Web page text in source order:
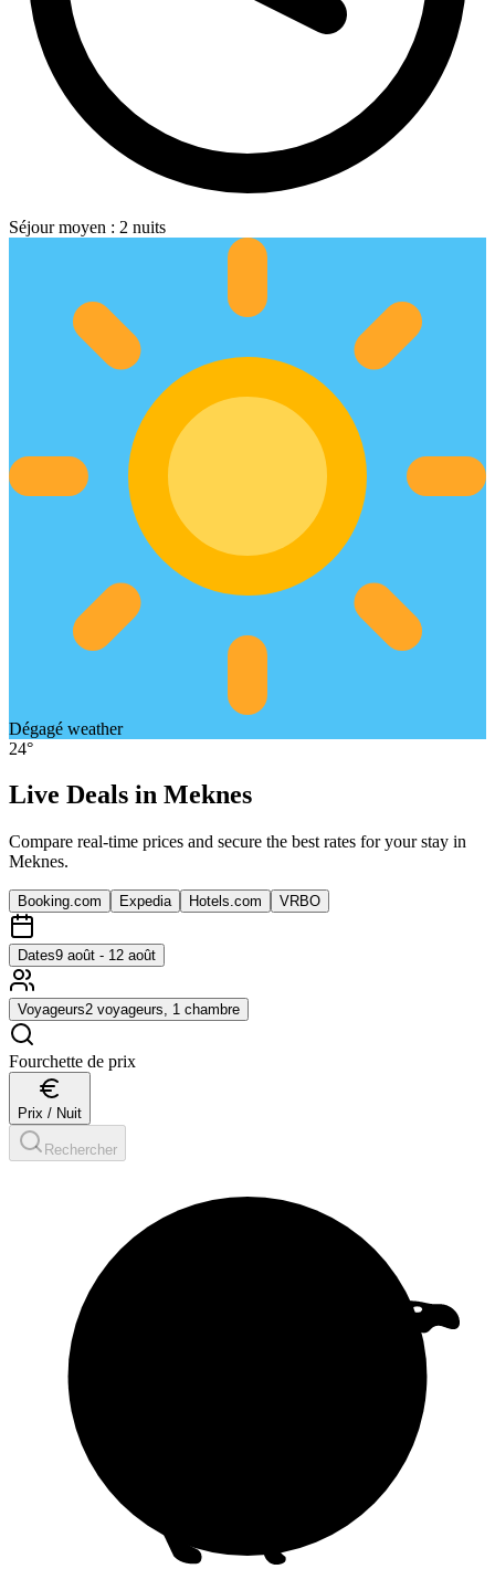
Séjour moyen : 2 nuits
Dégagé weather
24°
Live Deals in Meknes
Compare real-time prices and secure the best rates for your stay in
Meknes.
Booking.com Expedia Hotels.com VRBO
Dates9 août - 12 août
Voyageurs2 voyageurs, 1 chambre
Fourchette de prix
Prix / Nuit
Rechercher